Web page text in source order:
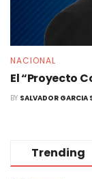
NACIONAL
El “Proyecto
BY SALVADOR GARCIA
Trending